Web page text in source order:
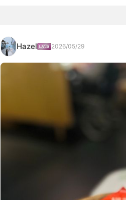
Hazel 2026/05/29